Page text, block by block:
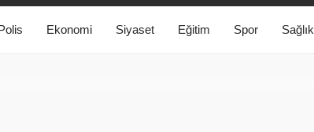
Ekonomi Siyaset Eğitim Spor Sağlık